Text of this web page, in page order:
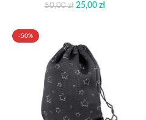
50,00zł 25,00 zł
-50%